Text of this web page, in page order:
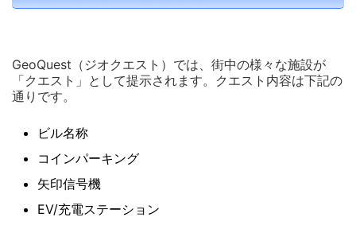
GeoQuest（ジオクエスト）では、街中の様々な施設が
「クエスト」として提示されます。クエスト内容は下記の
通りです。
ビル名称
コインパーキング
矢印信号機
EV/充電ステーション